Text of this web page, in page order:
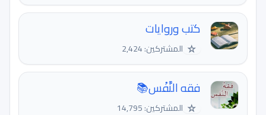
كتب وروايات
☆ المشتركين: 2,424
فقه النَّفْس📚
☆ المشتركين: 14,795